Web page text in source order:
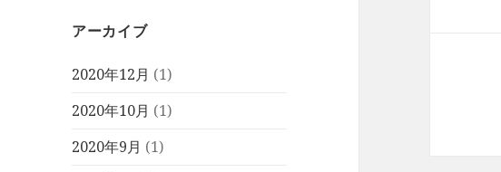
アーカイブ
2020年12月 (1)
2020年10月 (1)
2020年9月 (1)